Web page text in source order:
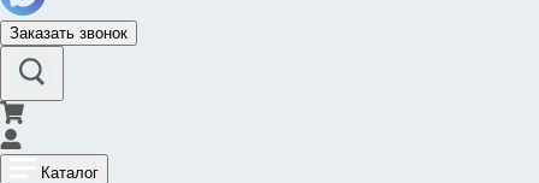
Заказать звонок
Каталог